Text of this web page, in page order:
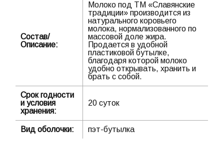
Состав/
Описание:
Молоко под ТМ «Славянские
традиции» производится из
натурального коровьего
молока, нормализованного по
массовой доле жира.
Продается в удобной
пластиковой бутылке,
благодаря которой молоко
удобно открывать, хранить и
брать с собой.
Срок годности
и условия
хранения:
20 суток
Вид оболочки: пэт-бутылка